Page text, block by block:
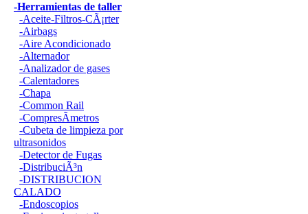
-Herramientas de taller
-Aceite-Filtros-CÃ¡rter
-Airbags
-Aire Acondicionado
-Alternador
-Analizador de gases
-Calentadores
-Chapa
-Common Rail
-CompresÃ­metros
-Cubeta de limpieza por
ultrasonidos
-Detector de Fugas
-DistribuciÃ³n
-DISTRIBUCION
CALADO
-Endoscopios